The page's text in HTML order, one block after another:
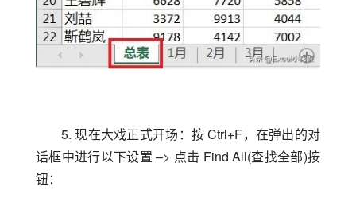
5. 现在大戏正式开场：按 Ctrl+F，在弹出的对
话框中进行以下设置 –> 点击 Find All(查找全部)按
钮：